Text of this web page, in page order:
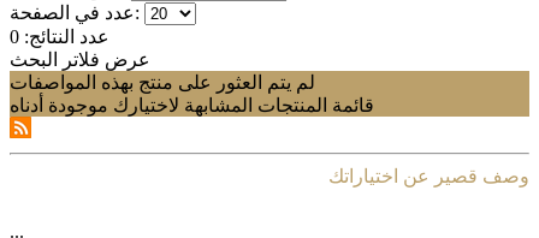
عدد في الصفحة:
عدد النتائج: 0
عرض فلاتر البحث
لم يتم العثور على منتج بهذه المواصفات
قائمة المنتجات المشابهة لاختيارك موجودة أدناه
وصف قصير عن اختياراتك
...